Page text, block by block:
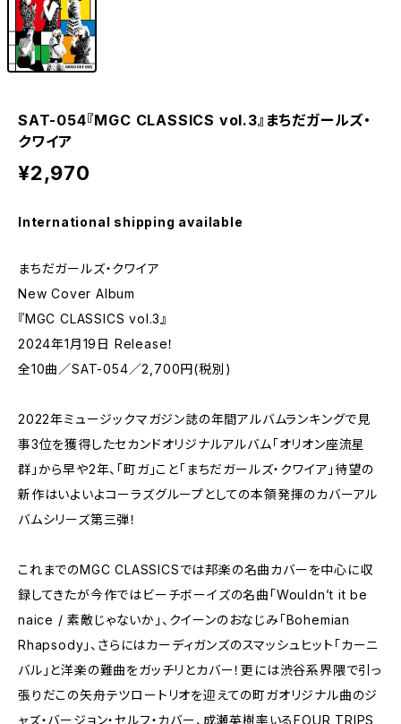
SAT-054『MGC CLASSICS vol.3』まちだガールズ・
クワイア
¥2,970
International shipping available
まちだガールズ・クワイア
New Cover Album
『MGC CLASSICS vol.3』
2024年1月19日 Release！
全10曲／SAT-054／2,700円(税別)
2022年ミュージックマガジン誌の年間アルバムランキングで見
事3位を獲得したセカンドオリジナルアルバム「オリオン座流星
群」から早や2年、「町ガ」こと「まちだガールズ・クワイア」待望の
新作はいよいよコーラズグループとしての本領発揮のカバーアル
バムシリーズ第三弾！
これまでのMGC CLASSICSでは邦楽の名曲カバーを中心に収
録してきたが今作ではビーチボーイズの名曲「Wouldn’t it be
naice / 素敵じゃないか」、クイーンのおなじみ「Bohemian
Rhapsody」、さらにはカーディガンズのスマッシュヒット「カーニ
バル」と洋楽の難曲をガッチリとカバー！更には渋谷系界隈で引っ
張りだこの矢舟テツロートリオを迎えての町ガオリジナル曲のジ
ャズ・バージョン・セルフ・カバー、成瀬英樹率いるFOUR TRIPS